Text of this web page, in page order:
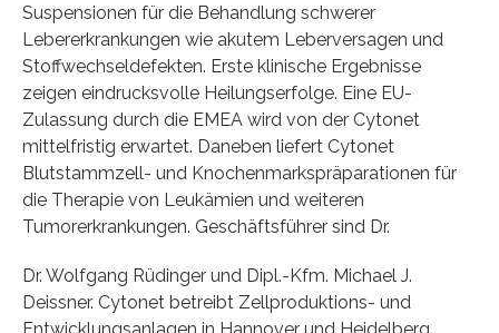
Suspensionen für die Behandlung schwerer
Lebererkrankungen wie akutem Leberversagen und
Stoffwechseldefekten. Erste klinische Ergebnisse
zeigen eindrucksvolle Heilungserfolge. Eine EU-
Zulassung durch die EMEA wird von der Cytonet
mittelfristig erwartet. Daneben liefert Cytonet
Blutstammzell- und Knochenmarkspräparationen für
die Therapie von Leukämien und weiteren
Tumorerkrankungen. Geschäftsführer sind Dr.
Dr. Wolfgang Rüdinger und Dipl.-Kfm. Michael J.
Deissner. Cytonet betreibt Zellproduktions- und
Entwicklungsanlagen in Hannover und Heidelberg.